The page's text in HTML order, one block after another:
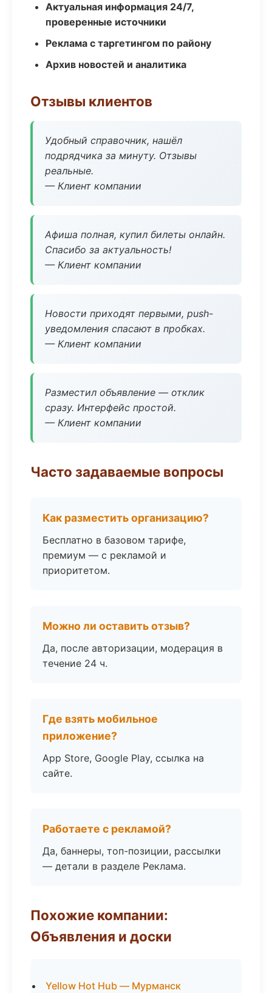
Актуальная информация 24/7,
проверенные источники
Реклама с таргетингом по району
Архив новостей и аналитика
Отзывы клиентов
Удобный справочник, нашёл
подрядчика за минуту. Отзывы
реальные.
— Клиент компании
Афиша полная, купил билеты онлайн.
Спасибо за актуальность!
— Клиент компании
Новости приходят первыми, push-
уведомления спасают в пробках.
— Клиент компании
Разместил объявление — отклик
сразу. Интерфейс простой.
— Клиент компании
Часто задаваемые вопросы
Как разместить организацию?
Бесплатно в базовом тарифе,
премиум — с рекламой и
приоритетом.
Можно ли оставить отзыв?
Да, после авторизации, модерация в
течение 24 ч.
Где взять мобильное
приложение?
App Store, Google Play, ссылка на
сайте.
Работаете с рекламой?
Да, баннеры, топ-позиции, рассылки
— детали в разделе Реклама.
Похожие компании:
Объявления и доски
Yellow Hot Hub — Мурманск